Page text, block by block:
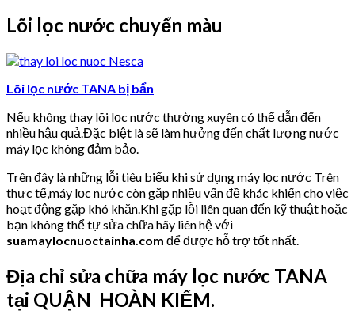
Lõi lọc nước chuyển màu
Lõi lọc nước TANA bị bẩn
Nếu không thay lõi lọc nước thường xuyên có thể dẫn đến
nhiều hậu quả.Đặc biệt là sẽ làm hưởng đến chất lượng nước
máy lọc không đảm bảo.
Trên đây là những lỗi tiêu biểu khi sử dụng máy lọc nước Trên
thực tế,máy lọc nước còn gặp nhiều vấn đề khác khiến cho việc
hoạt động gặp khó khăn.Khi gặp lỗi liên quan đến kỹ thuật hoặc
bạn không thể tự sửa chữa hãy liên hệ với
suamaylocnuoctainha.com để được hỗ trợ tốt nhất.
Địa chỉ sửa chữa máy lọc nước TANA
tại QUẬN HOÀN KIẾM.